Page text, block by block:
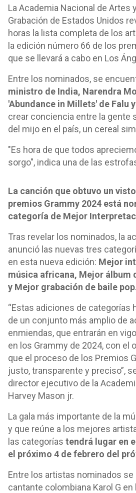
La Academia Nacional de Artes
Grabación de Estados Unidos
horas la lista completa de los
la edición número 66 de los
que se llevará a cabo en Los
Entre los nominados, se
ministro de India, Narendra
'Abundance in Millets' de Falu
crear conciencia entre la gente
del mijo en el país, un cereal
"Es hora de que todos
sorgo", indica una de las
La canción que obtuvo un
premios Grammy 2024 está
categoría de Mejor
Tras revelar los nominados, la
anunció las nuevas tres
en esta nueva edición: Mejor
música africana, Mejor álbum
y Mejor grabación de baile
“Estas adiciones de categorías
de un conjunto más amplio de
enmiendas, que entrarán en
en los Grammy de 2024, con el
que el proceso de los Premios
justo, transparente y preciso”,
director ejecutivo de la
Harvey Mason jr.
La gala más importante de la
y que reúne a los mejores
las categorías tendrá lugar en
el próximo 4 de febrero del
Entre los artistas nominados se
cantante colombiana Karol G en